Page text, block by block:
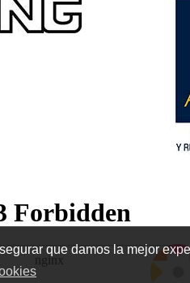
que damos la mejor